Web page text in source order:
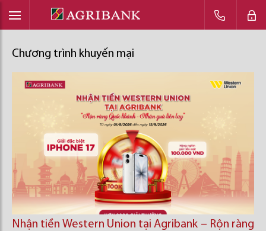
Chương trình khuyến mại
Nhận tiền Western Union tại Agribank – Rộn ràng